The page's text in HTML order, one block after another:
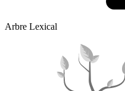
Arbre Lexical